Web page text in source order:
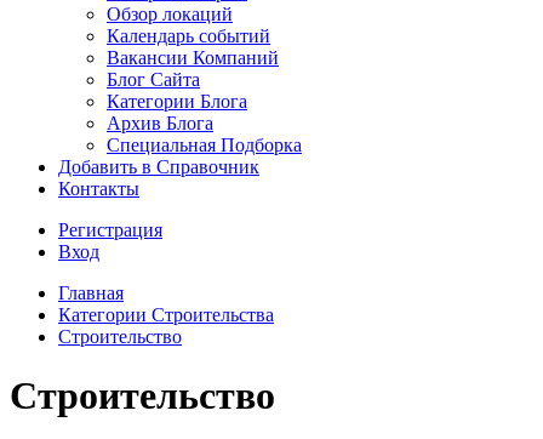
Обзор локаций
Календарь событий
Вакансии Компаний
Блог Сайта
Категории Блога
Архив Блога
Специальная Подборка
Добавить в Справочник
Контакты
Регистрация
Вход
Главная
Категории Строительства
Строительство
Строительство